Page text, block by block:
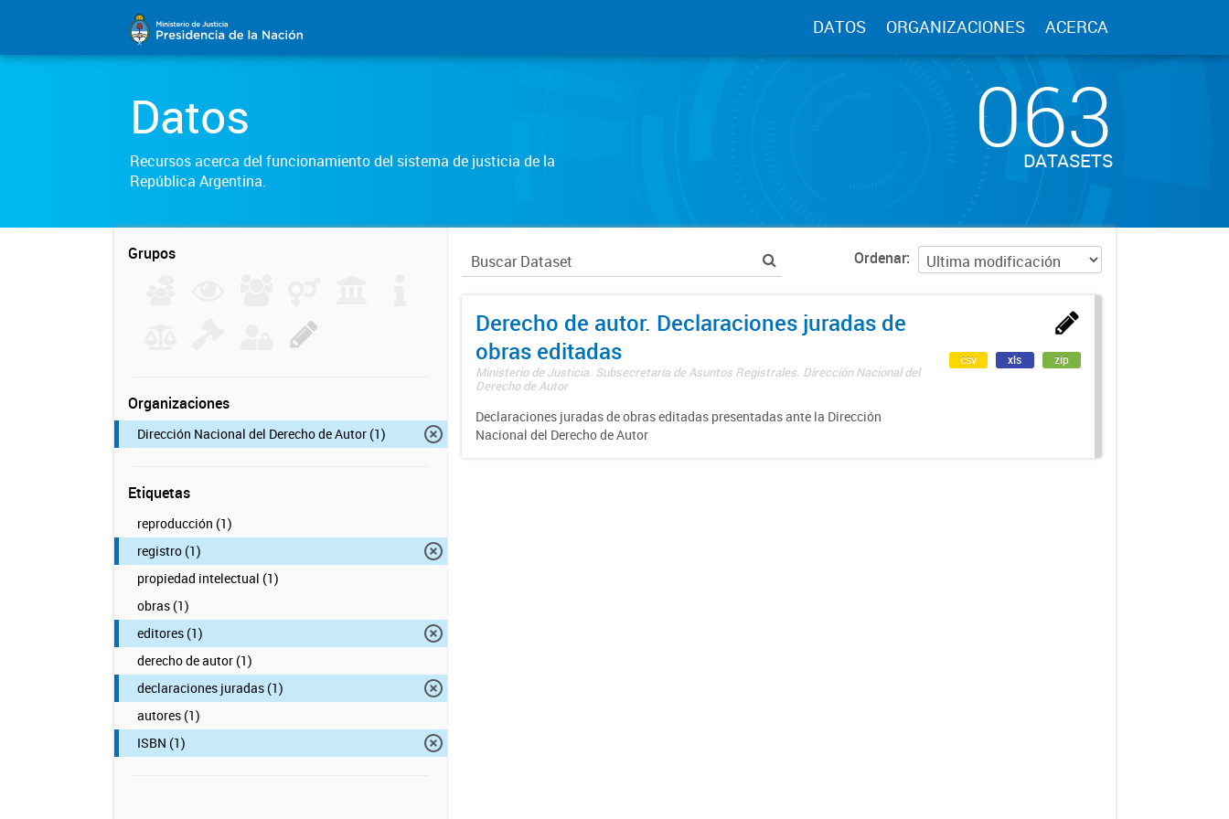
DATOS ORGANIZACIONES ACERCA
Datos
Recursos acerca del funcionamiento del sistema de justicia de la
República Argentina.
063
DATASETS
Grupos
Organizaciones
Dirección Nacional del Derecho de Autor (1)
Etiquetas
reproducción (1)
registro (1)
propiedad intelectual (1)
obras (1)
editores (1)
derecho de autor (1)
declaraciones juradas (1)
autores (1)
ISBN (1)
Ordenar
Derecho de autor. Declaraciones juradas de
obras editadas
Ministerio de Justicia. Subsecretaría de Asuntos Registrales. Dirección Nacional del
Derecho de Autor
Declaraciones juradas de obras editadas presentadas ante la Dirección
Nacional del Derecho de Autor
csv xls zip